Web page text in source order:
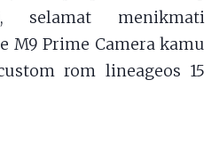
selamat menikmati
M9 Prime Camera kamu
rom lineageos 15